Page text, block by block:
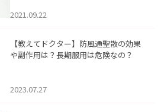
2021.09.22
【教えてドクター】防風通聖散の効果
や副作用は？長期服用は危険なの？
2023.07.27